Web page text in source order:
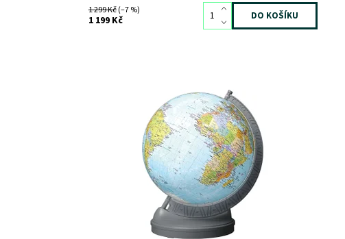
1 299 Kč(–7 %)
1 199 Kč
Skladem>3
11011
RAVENSBURGER